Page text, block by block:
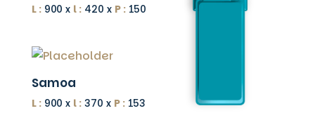
L :900 x l :420 x P :150
Samoa
L :900 x l :370 x P :153